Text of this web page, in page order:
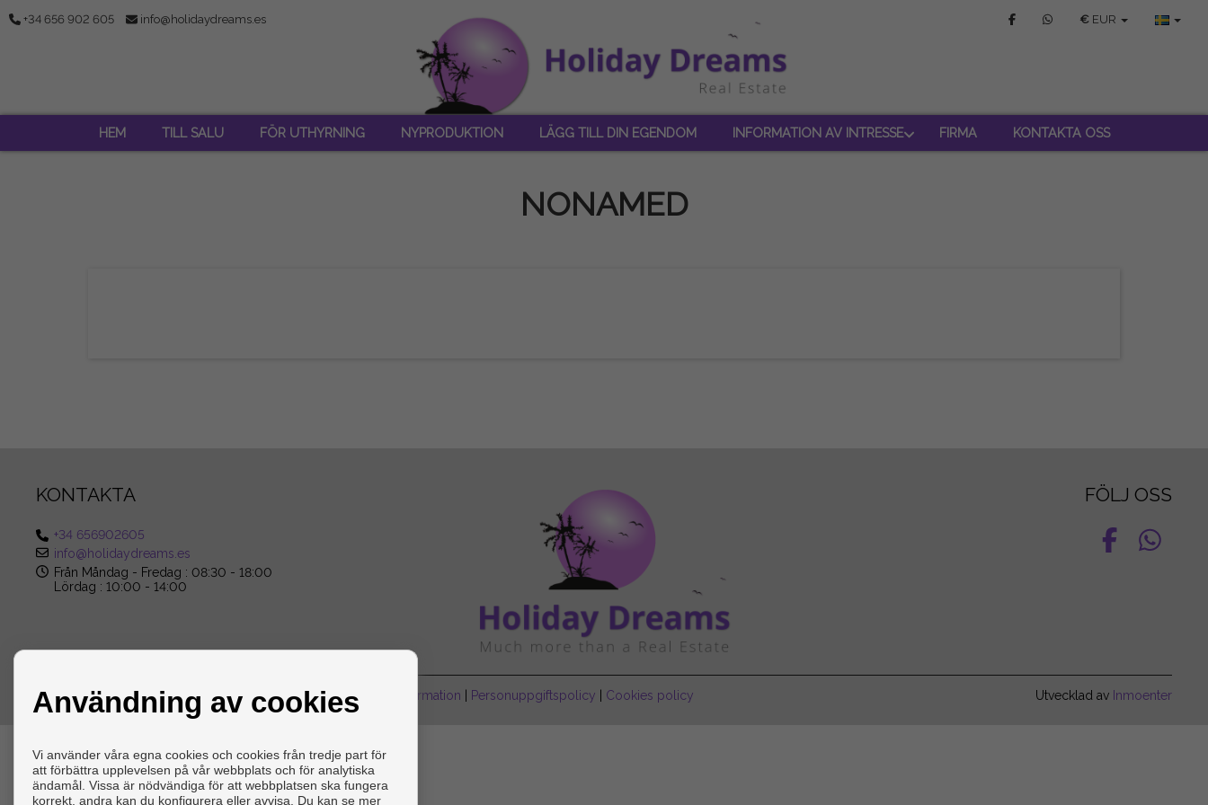
+34 656 902 605 info@holidaydreams.es € EUR
HEM TILL SALU FÖR UTHYRNING NYPRODUKTION LÄGG TILL DIN EGENDOM INFORMATION AV INTRESSE FIRMA KONTAKTA OSS
NONAMED
KONTAKTA
+34 656902605
info@holidaydreams.es
Från Måndag - Fredag : 08:30 - 18:00
Lördag : 10:00 - 14:00
FÖLJ OSS
Copyright © 2026 HOLIDAY DREAMS REAL ESTATE. |Juridisk Information Personuppgiftspolicy Cookies policy Utvecklad av Inmoenter
Användning av cookies
Vi använder våra egna cookies och cookies från tredje part för
att förbättra upplevelsen på vår webbplats och för analytiska
ändamål. Vissa är nödvändiga för att webbplatsen ska fungera
korrekt, andra kan du konfigurera eller avvisa. Du kan se mer